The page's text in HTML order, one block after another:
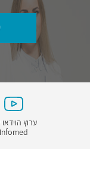
ערוץ
Infomed